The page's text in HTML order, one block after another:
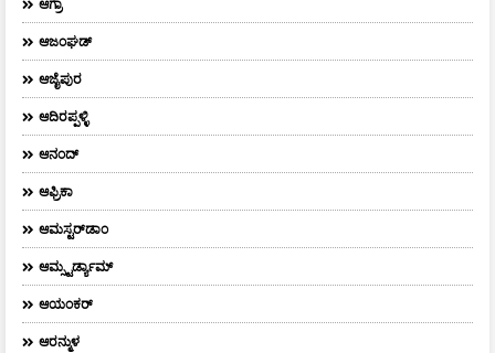
ಆಗ್ರಾ
ಆಜಂಘಡ್
ಆಜೈಪುರ
ಆದಿರಪ್ಪಳ್ಳಿ
ಆನಂದ್‌
ಆಫ್ರಿಕಾ
ಆಮಸ್ಟರ್‌ಡಾಂ
ಆಮ್ಸ್ಟರ್ಡ್ಯಾಮ್
ಆಯಂಕರ್
ಆರನ್ಮುಳ